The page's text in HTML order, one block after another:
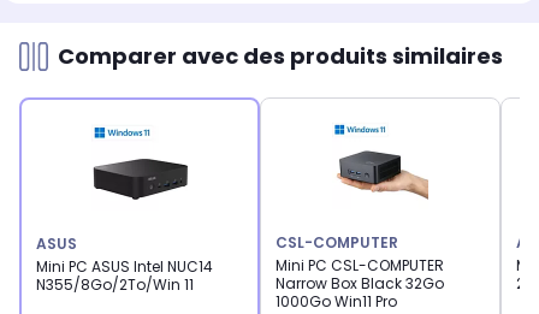
Comparer avec des produits similaires
ASUS
Mini PC ASUS Intel NUC14
N355/8Go/2To/Win 11
CSL-COMPUTER
Mini PC CSL-COMPUTER
Narrow Box Black 32Go
1000Go Win11 Pro